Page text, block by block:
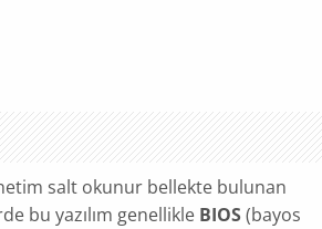
salt okunur bellekte bulunan
bu yazılım genellikle BIOS(bayos